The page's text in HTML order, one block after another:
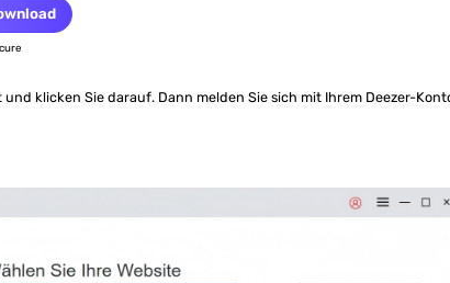
und klicken Sie darauf. Dann melden Sie sich mit Ihrem Deezer-